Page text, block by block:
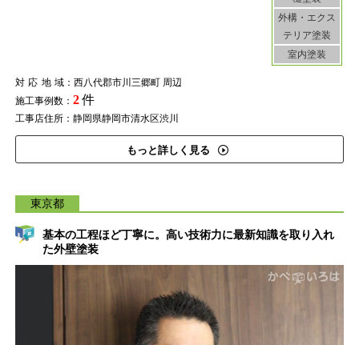
外構・エクス
テリア塗装
室内塗装
対応地域：西八代郡市川三郷町 周辺
施工事例数： 2件
工事店住所：静岡県静岡市清水区渋川
もっと詳しく見る
東京都
基本の工程ほど丁寧に。高い技術力に最新知識を取り入れ
た外壁塗装